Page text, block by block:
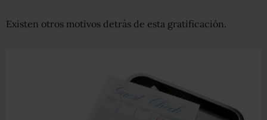
Existen otros motivos detrás de esta gratificación.